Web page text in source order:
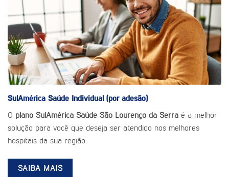
SulAmérica Saúde Individual (por adesão)
O plano SulAmérica Saúde São Lourenço da Serra é a melhor
solução para você que deseja ser atendido nos melhores
hospitais da sua região.
SAIBA MAIS